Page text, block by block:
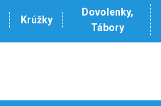
Krúžky
Dovolenky,
Tábory